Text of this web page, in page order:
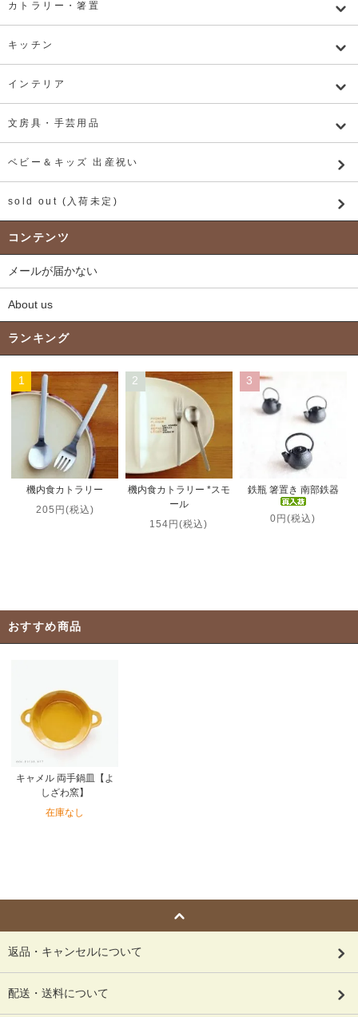
カトラリー・箸置
キッチン
インテリア
文房具・手芸用品
ベビー＆キッズ 出産祝い
sold out (入荷未定)
コンテンツ
メールが届かない
About us
ランキング
1
機内食カトラリー
205円(税込)
2
機内食カトラリー *スモ
ール
154円(税込)
3
鉄瓶 箸置き 南部鉄器
0円(税込)
おすすめ商品
キャメル 両手鍋皿【よ
しざわ窯】
在庫なし
返品・キャンセルについて
配送・送料について